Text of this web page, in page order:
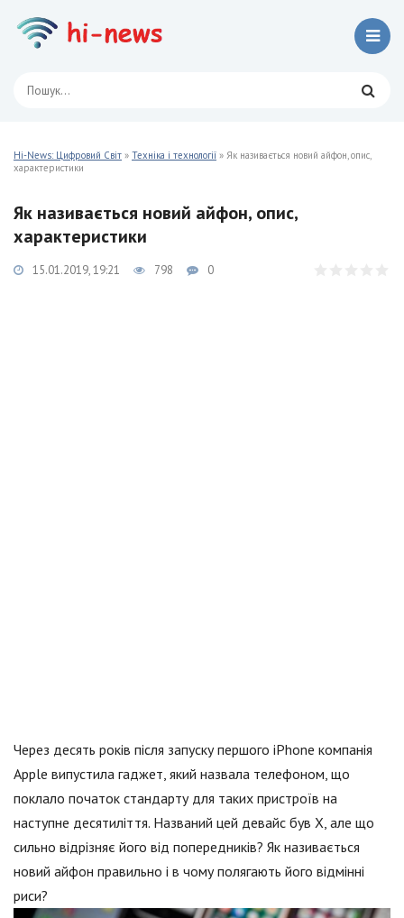
Hi-News: Цифровий Світ » Техніка і технології » Як називається новий айфон, опис,
характеристики
Як називається новий айфон, опис,
характеристики
15.01.2019, 19:21 798 0
Через десять років після запуску першого iPhone компанія
Apple випустила гаджет, який назвала телефоном, що
поклало початок стандарту для таких пристроїв на
наступне десятиліття. Названий цей девайс був X, але що
сильно відрізняє його від попередників? Як називається
новий айфон правильно і в чому полягають його відмінні
риси?